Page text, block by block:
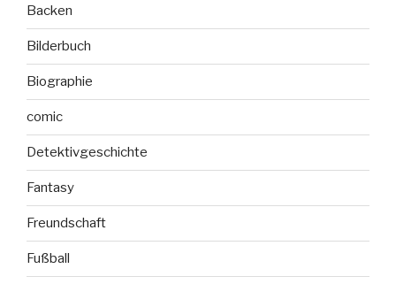
Backen
Bilderbuch
Biographie
comic
Detektivgeschichte
Fantasy
Freundschaft
Fußball